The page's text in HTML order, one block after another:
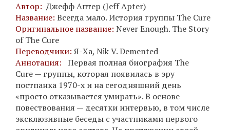
Автор: Джефф Аптер (Jeff Apter)
Название: Всегда мало. История группы The Cure
Оригинальное название: Never Enough. The Story
of The Cure
Переводчики:Я-Ха, Nik V. Demented
Аннотация: Первая полная биография The
Cure — группы, которая появилась в эру
постпанка 1970-х и на сегодняшний день
«просто отказывается умирать». В основе
повествования — десятки интервью, в том числе
эксклюзивные беседы с участниками первого